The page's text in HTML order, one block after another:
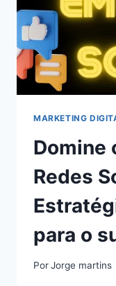
MARKETING
Domine
Redes
para o
PorJorge martins